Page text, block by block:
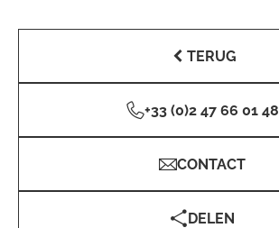
TERUG
+33 (0)2 47 66 01 48
CONTACT
DELEN